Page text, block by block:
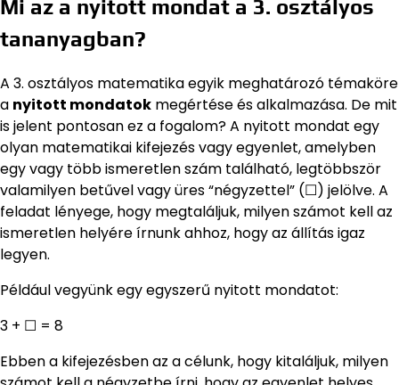
Mi az a nyitott mondat a 3. osztályos
tananyagban?
A 3. osztályos matematika egyik meghatározó témaköre
a nyitott mondatok megértése és alkalmazása. De mit
is jelent pontosan ez a fogalom? A nyitott mondat egy
olyan matematikai kifejezés vagy egyenlet, amelyben
egy vagy több ismeretlen szám található, legtöbbször
valamilyen betűvel vagy üres “négyzettel” (☐) jelölve. A
feladat lényege, hogy megtaláljuk, milyen számot kell az
ismeretlen helyére írnunk ahhoz, hogy az állítás igaz
legyen.
Például vegyünk egy egyszerű nyitott mondatot:
3 + ☐ = 8
Ebben a kifejezésben az a célunk, hogy kitaláljuk, milyen